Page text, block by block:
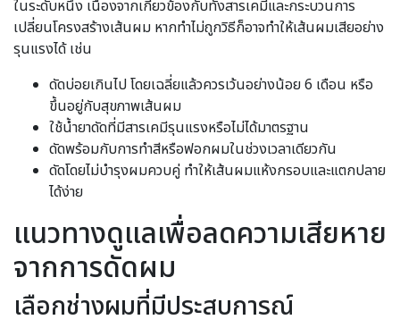
ในระดับหนึ่ง เนื่องจากเกี่ยวข้องกับทั้งสารเคมีและกระบวนการ
เปลี่ยนโครงสร้างเส้นผม หากทำไม่ถูกวิธีก็อาจทำให้เส้นผมเสียอย่าง
รุนแรงได้ เช่น
ดัดบ่อยเกินไป โดยเฉลี่ยแล้วควรเว้นอย่างน้อย 6 เดือน หรือ
ขึ้นอยู่กับสุขภาพเส้นผม
ใช้น้ำยาดัดที่มีสารเคมีรุนแรงหรือไม่ได้มาตรฐาน
ดัดพร้อมกับการทำสีหรือฟอกผมในช่วงเวลาเดียวกัน
ดัดโดยไม่บำรุงผมควบคู่ ทำให้เส้นผมแห้งกรอบและแตกปลาย
ได้ง่าย
แนวทางดูแลเพื่อลดความเสียหาย
จากการดัดผม
เลือกช่างผมที่มีประสบการณ์